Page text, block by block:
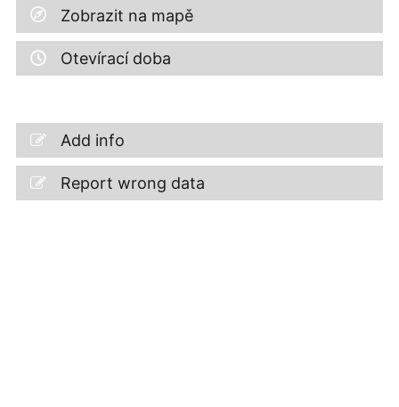
Zobrazit na mapě
Otevírací doba
Add info
Report wrong data